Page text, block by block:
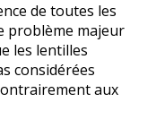
de toutes les
problème majeur
les lentilles
considérées
aux